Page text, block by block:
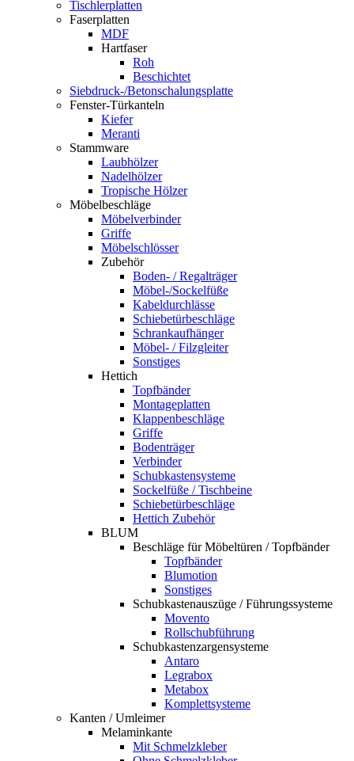
Tischlerplatten
Faserplatten
MDF
Hartfaser
Roh
Beschichtet
Siebdruck-/Betonschalungsplatte
Fenster-Türkanteln
Kiefer
Meranti
Stammware
Laubhölzer
Nadelhölzer
Tropische Hölzer
Möbelbeschläge
Möbelverbinder
Griffe
Möbelschlösser
Zubehör
Boden- / Regalträger
Möbel-/Sockelfüße
Kabeldurchlässe
Schiebetürbeschläge
Schrankaufhänger
Möbel- / Filzgleiter
Sonstiges
Hettich
Topfbänder
Montageplatten
Klappenbeschläge
Griffe
Bodenträger
Verbinder
Schubkastensysteme
Sockelfüße / Tischbeine
Schiebetürbeschläge
Hettich Zubehör
BLUM
Beschläge für Möbeltüren / Topfbänder
Topfbänder
Blumotion
Sonstiges
Schubkastenauszüge / Führungssysteme
Movento
Rollschubführung
Schubkastenzargensysteme
Antaro
Legrabox
Metabox
Komplettsysteme
Kanten / Umleimer
Melaminkante
Mit Schmelzkleber